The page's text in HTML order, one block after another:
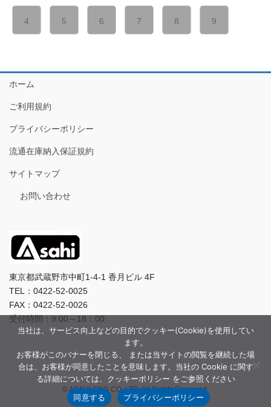
4 5 6 7 8 9
ホーム
ご利用規約
プライバシーポリシー
流通在庫納入保証規約
サイトマップ
お問い合わせ
東京都武蔵野市中町1-4-1 香月ビル 4F
TEL：0422-52-0025
FAX：0422-52-0026
受付時間：9:00～18：00
© ASAHI-ENG CO.,LTD. All Rights Reserved.
当社は、サービス向上などの目的でクッキー(Cookie)を使用してい
ます。
お客様がこのバナーを閉じる、 または当サイトの閲覧を継続した場
合は、お客様が同意したことを意味します。当社の Cookie に関す
る詳細については、クッキーポリシー をご参照ください
同意する
プライバシーポリシー